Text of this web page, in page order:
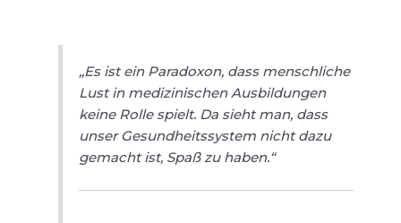
„Es ist ein Paradoxon, dass menschliche
Lust in medizinischen Ausbildungen
keine Rolle spielt. Da sieht man, dass
unser Gesundheitssystem nicht dazu
gemacht ist, Spaß zu haben.“